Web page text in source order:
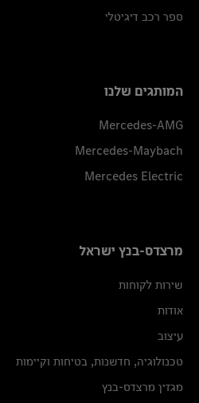
ספר רכב דיגיטלי
המותגים שלנו
Mercedes-AMG
Mercedes-Maybach
Mercedes Electric
מרצדס-בנץ ישראל
שירות לקוחות
אודות
עיצוב
טכנולוגיה, חדשנות, בטיחות וקיימות
מגזין מרצדס-בנץ